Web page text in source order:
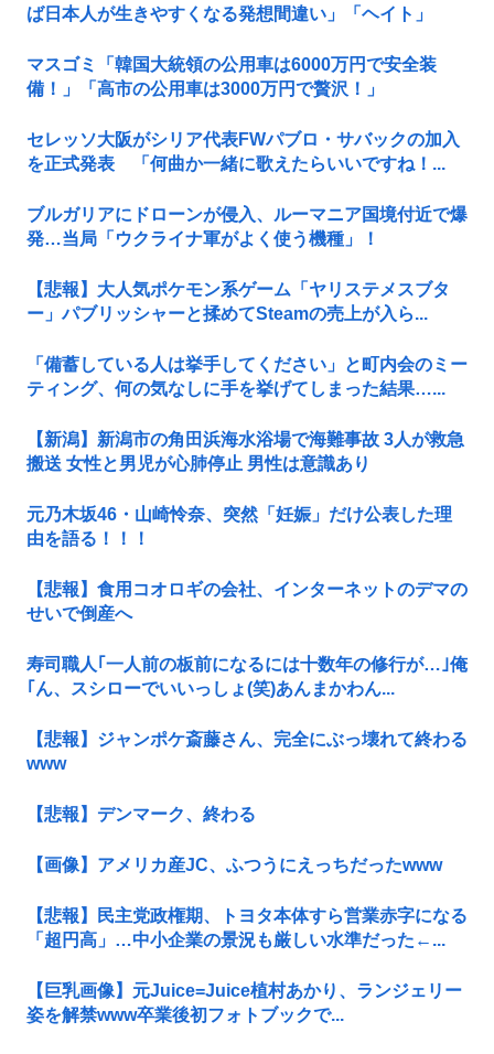
ば日本人が生きやすくなる発想間違い」「ヘイト」
マスゴミ「韓国大統領の公用車は6000万円で安全装
備！」「高市の公用車は3000万円で贅沢！」
セレッソ大阪がシリア代表FWパブロ・サバックの加入
を正式発表 「何曲か一緒に歌えたらいいですね！...
ブルガリアにドローンが侵入、ルーマニア国境付近で爆
発…当局「ウクライナ軍がよく使う機種」！
【悲報】大人気ポケモン系ゲーム「ヤリステメスブタ
ー」パブリッシャーと揉めてSteamの売上が入ら...
「備蓄している人は挙手してください」と町内会のミー
ティング、何の気なしに手を挙げてしまった結果…...
【新潟】新潟市の角田浜海水浴場で海難事故 3人が救急
搬送 女性と男児が心肺停止 男性は意識あり
元乃木坂46・山崎怜奈、突然「妊娠」だけ公表した理
由を語る！！！
【悲報】食用コオロギの会社、インターネットのデマの
せいで倒産へ
寿司職人｢一人前の板前になるには十数年の修行が…｣俺
｢ん、スシローでいいっしょ(笑)あんまかわん...
【悲報】ジャンポケ斎藤さん、完全にぶっ壊れて終わる
www
【悲報】デンマーク、終わる
【画像】アメリカ産JC、ふつうにえっちだったwww
【悲報】民主党政権期、トヨタ本体すら営業赤字になる
「超円高」…中小企業の景況も厳しい水準だった←...
【巨乳画像】元Juice=Juice植村あかり、ランジェリー
姿を解禁www卒業後初フォトブックで...